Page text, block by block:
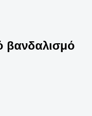
βανδαλισμό